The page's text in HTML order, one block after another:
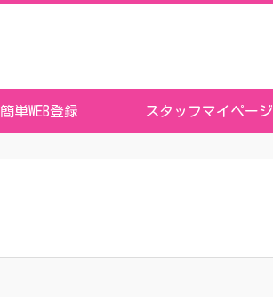
簡単WEB登録 スタッフマイページ